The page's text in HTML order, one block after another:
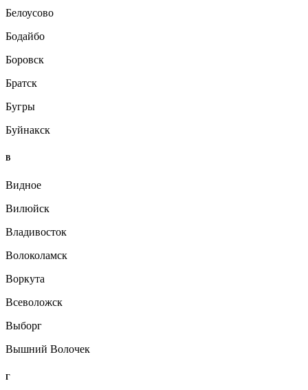
Белоусово
Бодайбо
Боровск
Братск
Бугры
Буйнакск
В
Видное
Вилюйск
Владивосток
Волоколамск
Воркута
Всеволожск
Выборг
Вышний Волочек
Г